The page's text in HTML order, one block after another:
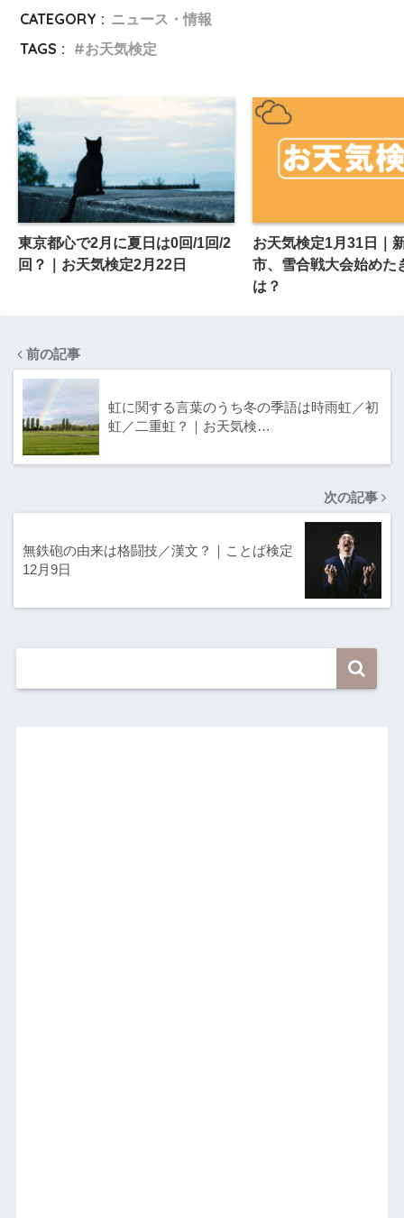
CATEGORY : ニュース・情報
TAGS :
お天気検定
東京都心で2月に夏日は0回/1回/2
回？｜お天気検定2月22日
お天気検定1月31日｜
市、雪合戦大会始めた
は？
前の記事
虹に関する言葉のうち冬の季語は時雨虹／初
虹／二重虹？｜お天気検…
次の記事
無鉄砲の由来は格闘技／漢文？｜ことば検定
12月9日